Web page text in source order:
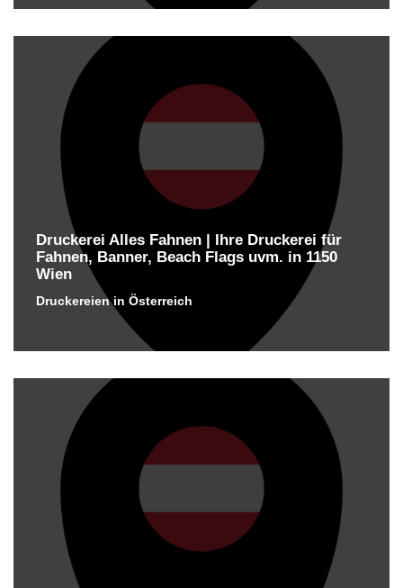
Druckerei Alles Fahnen | Ihre Druckerei für
Fahnen, Banner, Beach Flags uvm. in 1150
Wien
Druckereien in Österreich